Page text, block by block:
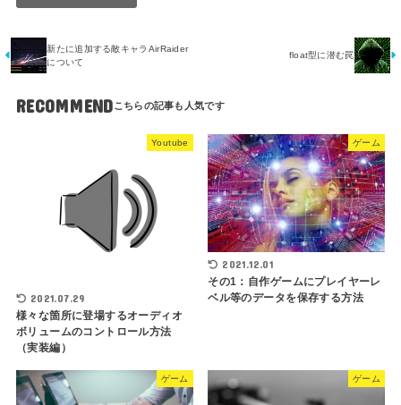
新たに追加する敵キャラAirRaider
について
float型に潜む罠
RECOMMEND
Youtube
2021.07.29
様々な箇所に登場するオーディオ
ボリュームのコントロール方法
（実装編）
ゲーム
2021.12.01
その1：自作ゲームにプレイヤーレ
ベル等のデータを保存する方法
ゲーム ゲーム